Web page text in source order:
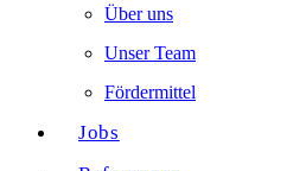
Über uns
Unser Team
Fördermittel
Jobs